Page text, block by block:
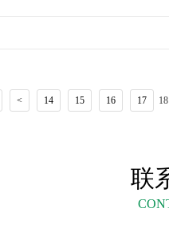
< 14 15 16 17 18
联